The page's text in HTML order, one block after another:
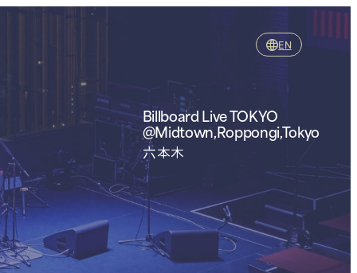
EN
Billboard Live TOKYO
@Midtown,Roppongi,Tokyo
六本木